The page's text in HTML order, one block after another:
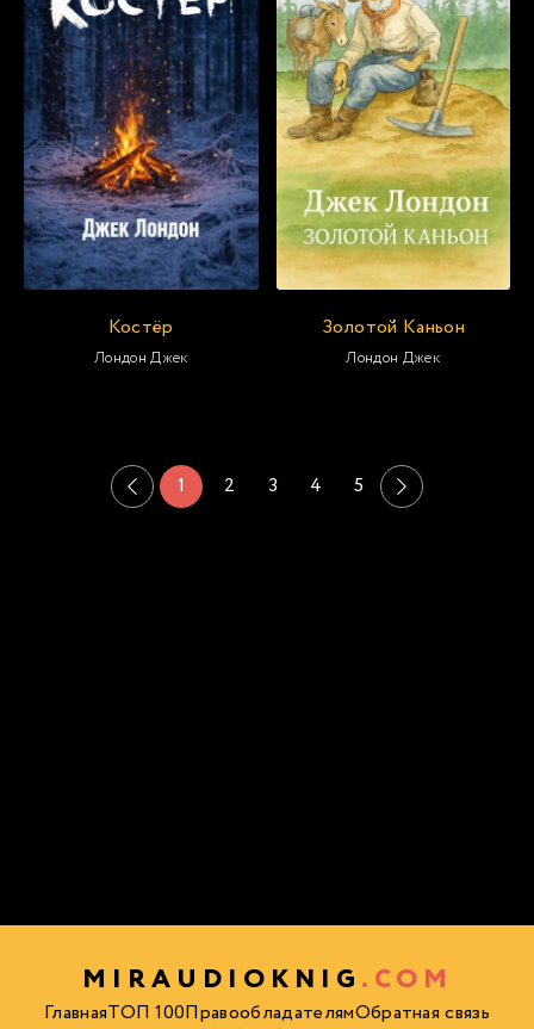
Костёр
Лондон Джек
Золотой Каньон
Лондон Джек
1 2 3 4 5
MIRAUDIOKNIG .COM
ГлавнаяТОП 100ПравообладателямОбратная связь